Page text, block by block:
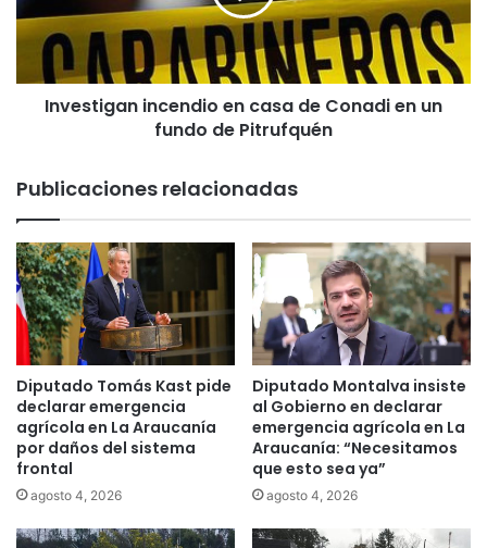
r
c
o
r
l
a
s
c
e
s
d
e
T
m
i
a
e
n
d
i
o
e
a
s
a
d
e
C
n
Investigan incendio en casa de Conadi en un
fundo de Pitrufquén
Publicaciones relacionadas
Diputado Tomás Kast pide
declarar emergencia
agrícola en La Araucanía
por daños del sistema
frontal
agosto 4, 2026
Diputado Montalva insiste
al Gobierno en declarar
emergencia agrícola en La
Araucanía: “Necesitamos
que esto sea ya”
agosto 4, 2026